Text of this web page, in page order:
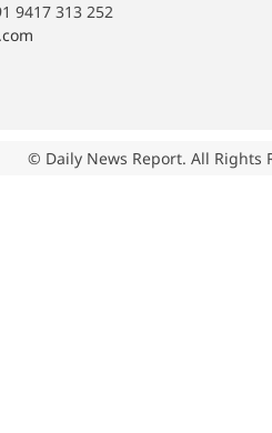
9417 313 252
© Daily News Report. All Rights